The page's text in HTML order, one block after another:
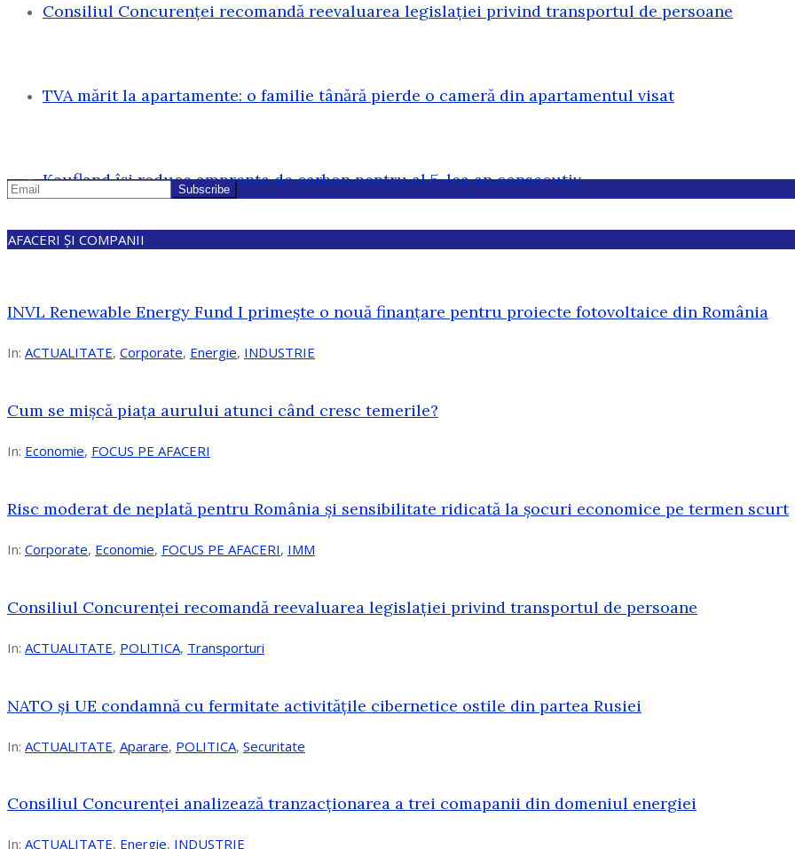
Consiliul Concurenței recomandă reevaluarea legislației privind transportul de persoane
TVA mărit la apartamente: o familie tânără pierde o cameră din apartamentul visat
Kaufland își reduce amprenta de carbon pentru al 5-lea an consecutiv
AFACERI ȘI COMPANII
INVL Renewable Energy Fund I primește o nouă finanțare pentru proiecte fotovoltaice din România
In: ACTUALITATE, Corporate, Energie, INDUSTRIE
Cum se mișcă piața aurului atunci când cresc temerile?
In: Economie, FOCUS PE AFACERI
Risc moderat de neplată pentru România și sensibilitate ridicată la șocuri economice pe termen scurt
In: Corporate, Economie, FOCUS PE AFACERI, IMM
Consiliul Concurenței recomandă reevaluarea legislației privind transportul de persoane
In: ACTUALITATE, POLITICA, Transporturi
NATO și UE condamnă cu fermitate activitățile cibernetice ostile din partea Rusiei
In: ACTUALITATE, Aparare, POLITICA, Securitate
Consiliul Concurenţei analizează tranzacționarea a trei comapanii din domeniul energiei
In: ACTUALITATE, Energie, INDUSTRIE